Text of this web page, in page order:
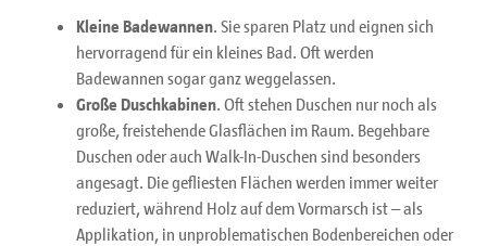
Kleine Badewannen. Sie sparen Platz und eignen sich
hervorragend für ein kleines Bad. Oft werden
Badewannen sogar ganz weggelassen.
Große Duschkabinen. Oft stehen Duschen nur noch als
große, freistehende Glasflächen im Raum. Begehbare
Duschen oder auch Walk-In-Duschen sind besonders
angesagt. Die gefliesten Flächen werden immer weiter
reduziert, während Holz auf dem Vormarsch ist – als
Applikation, in unproblematischen Bodenbereichen oder